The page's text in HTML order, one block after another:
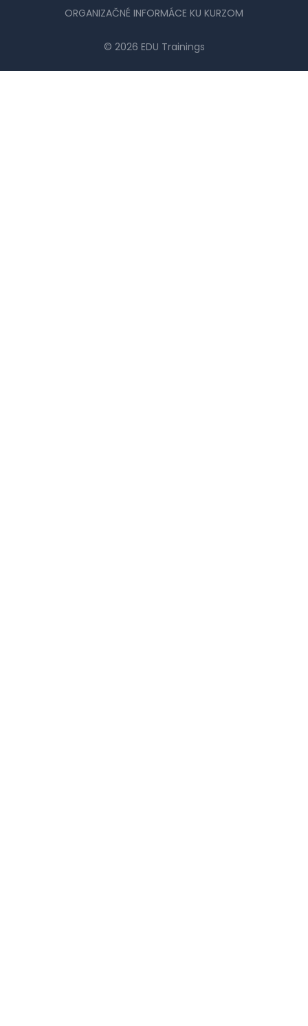
ORGANIZAČNÉ INFORMÁCE KU KURZOM
© 2026 EDU Trainings